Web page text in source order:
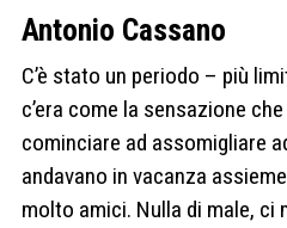
Antonio Cassano
C’è stato un periodo – più
c’era come la sensazione
cominciare ad assomigliare
andavano in vacanza
molto amici. Nulla di male, ci